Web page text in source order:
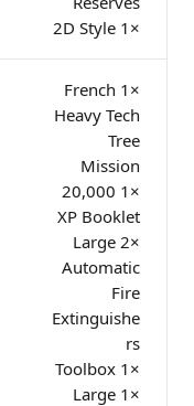
×1 2D Style
×1 French
Heavy Tech
Tree
Mission
×1 20,000
XP Booklet
×2 Large
Automatic
Fire
Extinguishe
rs
×1 Toolbox
×1 Large